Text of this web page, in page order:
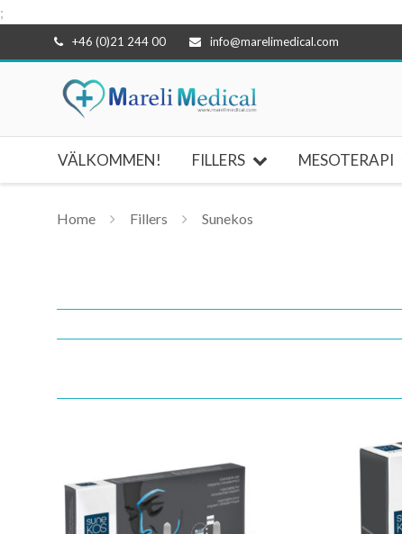
;
till
+46 (0)21 244 00 info@marelimedical.com
VÄLKOMMEN! FILLERS MESOTERAPI
Home Fillers Sunekos